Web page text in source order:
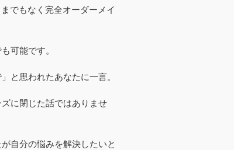
でもなく完全オーダーメイ
可能です。
と思われたあなたに一言。
に閉じた話ではありませ
自分の悩みを解決したいと